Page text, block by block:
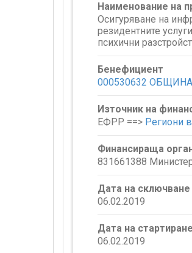
Наименование на
Осигуряване на
резидентните
психични
Бенефициент
000530632
Източник на
ЕФРР ==> Региони
Финансираща
831661388
Дата на
06.02.2019
Дата на стартиране
06.02.2019